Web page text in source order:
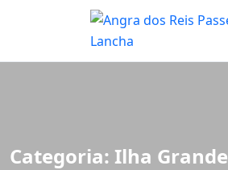
Categoria: Ilha Grande